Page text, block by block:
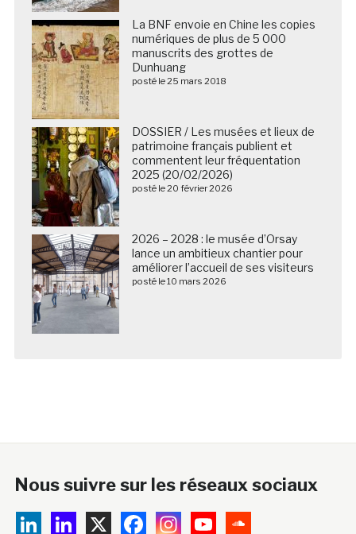
La BNF envoie en Chine les copies
numériques de plus de 5 000
manuscrits des grottes de
Dunhuang
posté le 25 mars 2018
DOSSIER / Les musées et lieux de
patrimoine français publient et
commentent leur fréquentation
2025 (20/02/2026)
posté le 20 février 2026
2026 – 2028 : le musée d’Orsay
lance un ambitieux chantier pour
améliorer l’accueil de ses visiteurs
posté le 10 mars 2026
Nous suivre sur les réseaux sociaux